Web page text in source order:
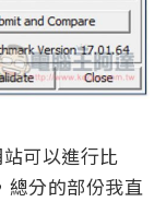
可以進行比
總分的部份我直